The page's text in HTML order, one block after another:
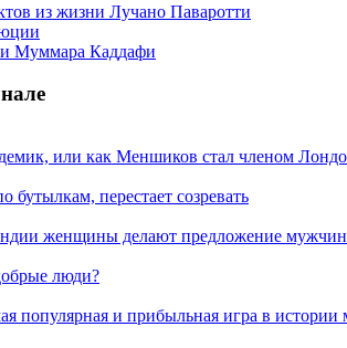
из жизни Лучано Паваротти
Муммара Каддафи
или как Меншиков стал членом
бутылкам, перестает созревать
женщины делают предложение
люди?
популярная и прибыльная игра в